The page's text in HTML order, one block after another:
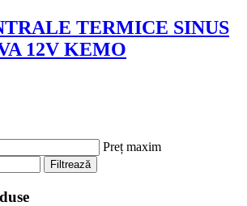
TERMICE SINUS
12V KEMO
Preț maxim
Filtrează